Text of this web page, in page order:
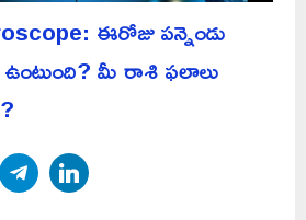
ఈరోజు పన్నెండు
మీ రాశి ఫలాలు
TwitterTelegram